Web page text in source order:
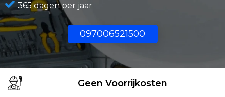
365 dagen per jaar
097006521500
Geen Voorrijkosten